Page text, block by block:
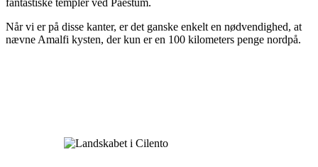
fantastiske templer ved Paestum.
Når vi er på disse kanter, er det ganske enkelt en nødvendighed, at
nævne Amalfi kysten, der kun er en 100 kilometers penge nordpå.